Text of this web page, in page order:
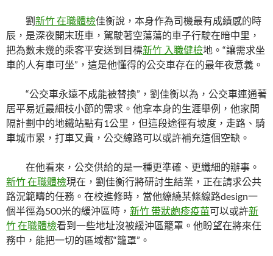
劉新竹 在職體檢佳衡說，本身作為司機最有成績感的時
辰，是深夜開末班車，駕駛著空蕩蕩的車子行駛在暗中里，
把為數未幾的乘客平安送到目標新竹 入職健檢地。“讓需求坐
車的人有車可坐”，這是他懂得的公交車存在的最年夜意義。
“公交車永遠不成能被替換”，劉佳衡以為，公交車連通著
居平易近最細枝小節的需求。他拿本身的生涯舉例，他家間
隔計劃中的地鐵站點有1公里，但這段途徑有坡度，走路、騎
車城市累，打車又貴，公交線路可以或許補充這個空缺。
在他看來，公交供給的是一種更準確、更纖細的辦事。
新竹 在職體檢現在，劉佳衡行將研討生結業，正在請求公共
路況範疇的任務。在校進修時，當他繚繞某條線路design一
個半徑為500米的緩沖區時， 新竹 帶狀皰疹疫苗可以或許新
竹 在職體檢看到一些地址沒被緩沖區籠罩。他盼望在將來任
務中，能把一切的區域都“籠罩”。